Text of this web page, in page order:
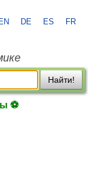
EN DE ES FR
Найти!
⚽